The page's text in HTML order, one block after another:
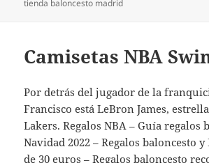
tienda baloncesto madrid
Camisetas NBA
Por detrás del jugador de la
Francisco está LeBron James,
Lakers. Regalos NBA – Guía regalos
Navidad 2022 – Regalos baloncesto
de 30 euros – Regalos baloncesto